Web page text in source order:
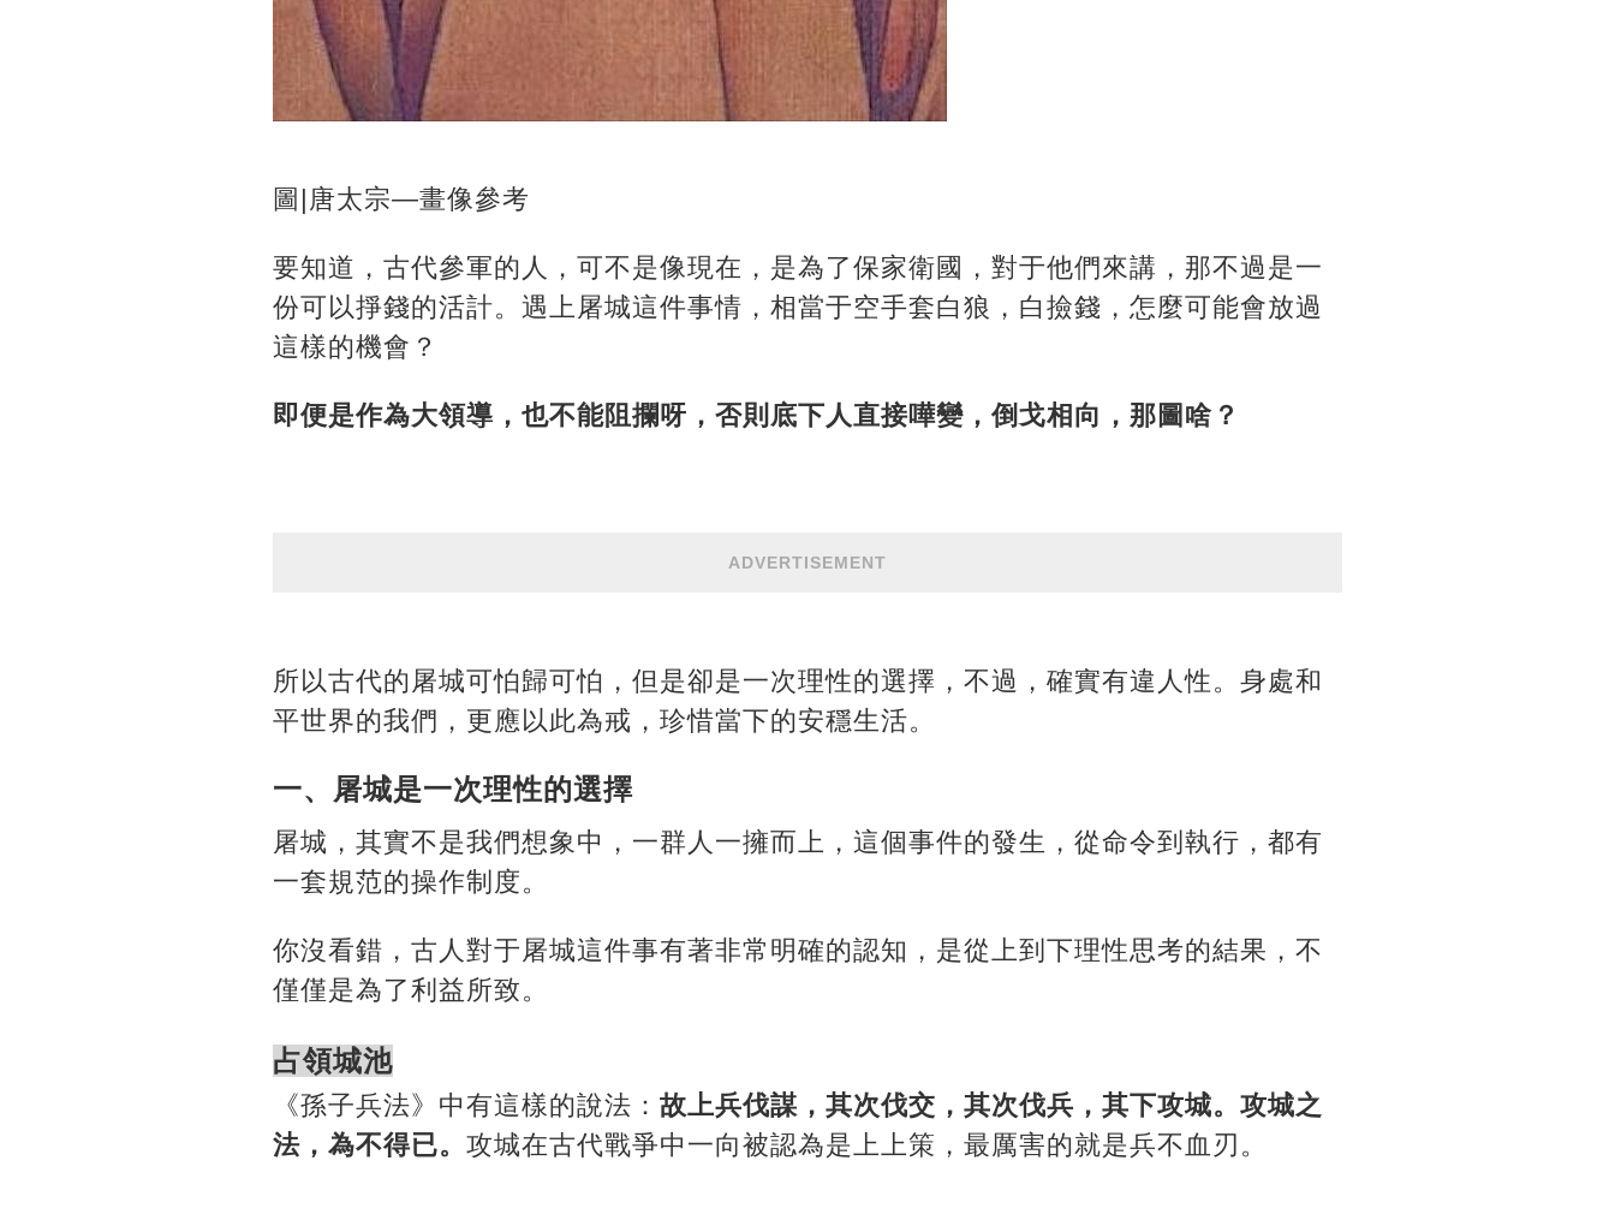
圖|唐太宗—畫像參考
要知道，古代參軍的人，可不是像現在，是為了保家衛國，對于他們來講，那不過是一
份可以掙錢的活計。遇上屠城這件事情，相當于空手套白狼，白撿錢，怎麼可能會放過
這樣的機會？
即便是作為大領導，也不能阻攔呀，否則底下人直接嘩變，倒戈相向，那圖啥？
ADVERTISEMENT
所以古代的屠城可怕歸可怕，但是卻是一次理性的選擇，不過，確實有違人性。身處和
平世界的我們，更應以此為戒，珍惜當下的安穩生活。
一、屠城是一次理性的選擇
屠城，其實不是我們想象中，一群人一擁而上，這個事件的發生，從命令到執行，都有
一套規范的操作制度。
你沒看錯，古人對于屠城這件事有著非常明確的認知，是從上到下理性思考的結果，不
僅僅是為了利益所致。
占領城池
《孫子兵法》中有這樣的說法： 故上兵伐謀，其次伐交，其次伐兵，其下攻城。攻城之
法，為不得已。 攻城在古代戰爭中一向被認為是上上策，最厲害的就是兵不血刃。